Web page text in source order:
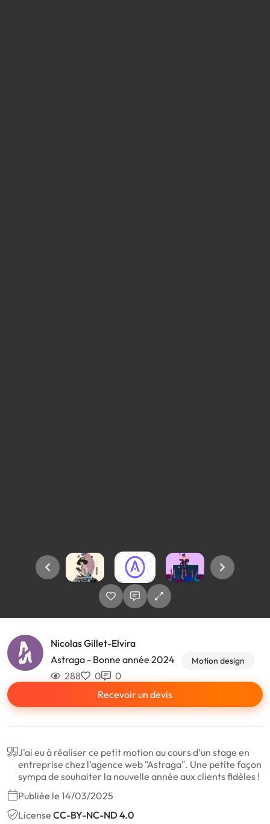
Nicolas Gillet-Elvira
Astraga - Bonne année 2024
Motion design
288 0
0
Recevoir un devis
J'ai eu à réaliser ce petit motion au cours d'un stage en
entreprise chez l'agence web "Astraga". Une petite façon
sympa de souhaiter la nouvelle année aux clients fidèles !
Publiée le 14/03/2025
License CC-BY-NC-ND 4.0